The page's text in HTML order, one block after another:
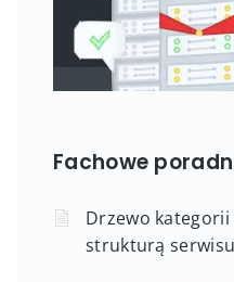
Fachowe
Drzewo kategorii
strukturą